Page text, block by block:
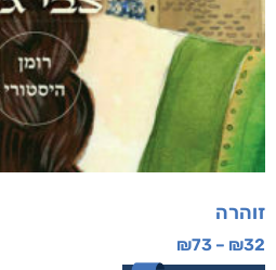
זוהרה
₪32
–
₪73